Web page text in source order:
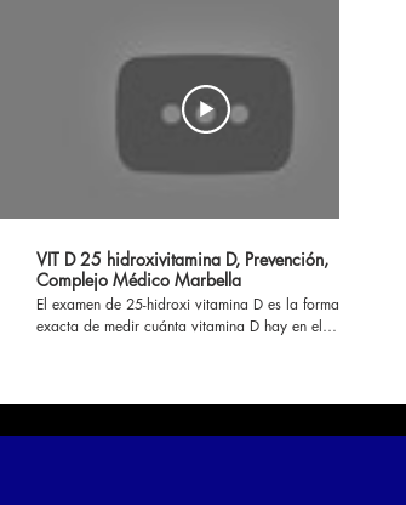
VIT D 25 hidroxivitamina D, Prevención,
Complejo Médico Marbella
El examen de 25-hidroxi vitamina D es la forma más
exacta de medir cuánta vitamina D hay en el